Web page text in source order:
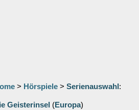
> Hörspiele > Serienauswahl :
Geisterinsel (Europa)